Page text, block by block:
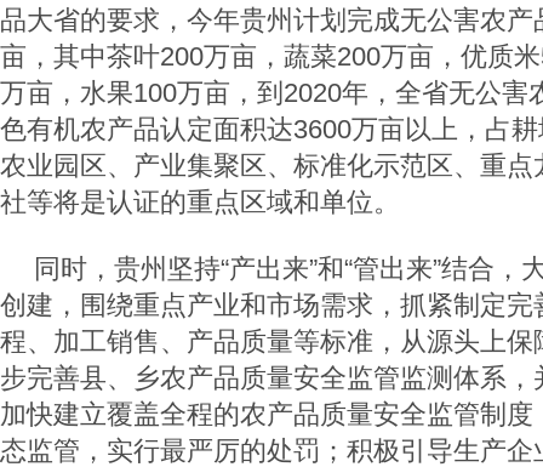
品大省的要求，今年贵州计划完成无公害农产
亩，其中茶叶200万亩，蔬菜200万亩，优质
万亩，水果100万亩，到2020年，全省无公害
色有机农产品认定面积达3600万亩以上，占
农业园区、产业集聚区、标准化示范区、重
社等将是认证的重点区域和单位。
同时，贵州坚持“产出来”和“管出来”结合，
创建，围绕重点产业和市场需求，抓紧制定
程、加工销售、产品质量等标准，从源头上
步完善县、乡农产品质量安全监管监测体系
加快建立覆盖全程的农产品质量安全监管制
态监管，实行最严厉的处罚；积极引导生产